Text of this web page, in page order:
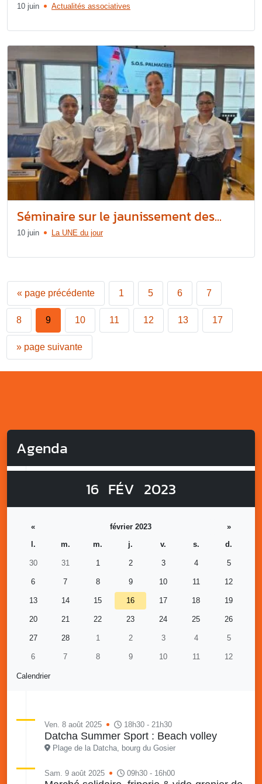
10 juin Actualités associatives
Séminaire sur le jaunissement des...
10 juin La UNE du jour
« page précédente 1 5 6 7
8 9 10 11 12 13 17
» page suivante
Agenda
16 FÉV 2023
Calendrier
« février 2023
»
l.
m. m. j. v. s. d.
30 31 1 2 3 4 5
6 7 8 9 10 11 12
13 14 15 16 17 18 19
20 21 22 23 24 25 26
27 28 1 2 3 4 5
6 7 8 9 10 11 12
Ven. 8 août 2025 18h30 - 21h30
Datcha Summer Sport : Beach volley
Plage de la Datcha, bourg du Gosier
Sam. 9 août 2025 09h30 - 16h00